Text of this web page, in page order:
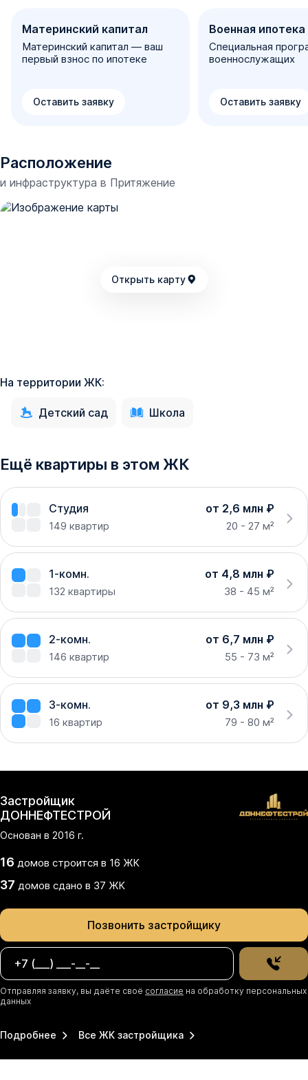
Материнский капитал
Материнский капитал — ваш
первый взнос по ипотеке
Оставить заявку
Военная ипотека
Специальная
военнослужащих
Оставить заявку
Расположение
и инфраструктура в Притяжение
Открыть карту
На территории ЖК:
Детский сад Школа
Ещё квартиры в этом ЖК
Студия от 2,6 млн ₽
149 квартир 20 - 27 м²
1-комн. от 4,8 млн ₽
132 квартиры 38 - 45 м²
2-комн. от 6,7 млн ₽
146 квартир 55 - 73 м²
3-комн. от 9,3 млн ₽
16 квартир 79 - 80 м²
Застройщик
ДОННЕФТЕСТРОЙ
Основан в 2016 г.
16 домов строится в 16 ЖК
37 домов сдано в 37 ЖК
Позвонить застройщику
Отправляя заявку, вы даёте своё согласие на обработку персональных
данных
Подробнее Все ЖК застройщика